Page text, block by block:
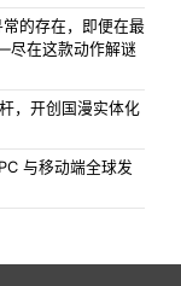
的存在，即便在最
尽在这款动作解谜
，开创国漫实体化
与移动端全球发